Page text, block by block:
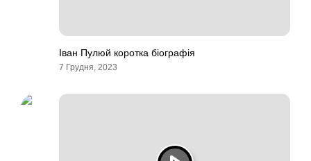
Іван Пулюй коротка біографія
7 Грудня, 2023